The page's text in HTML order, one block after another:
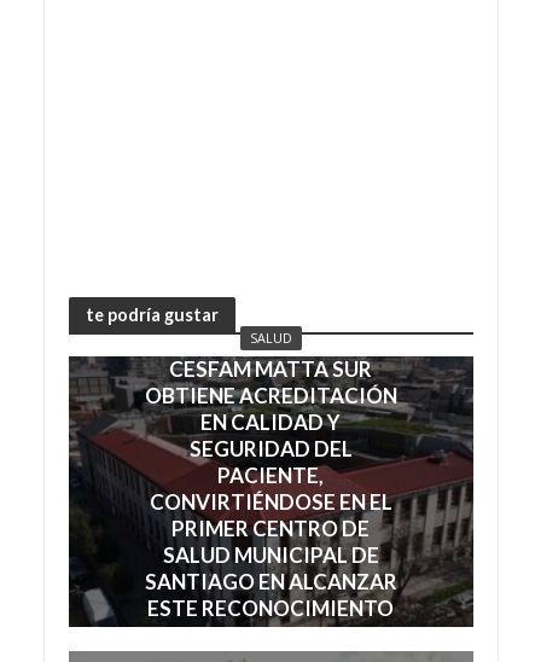
te podría gustar
SALUD
CESFAM MATTA SUR
OBTIENE ACREDITACIÓN
EN CALIDAD Y
SEGURIDAD DEL
PACIENTE,
CONVIRTIÉNDOSE EN EL
PRIMER CENTRO DE
SALUD MUNICIPAL DE
SANTIAGO EN ALCANZAR
ESTE RECONOCIMIENTO